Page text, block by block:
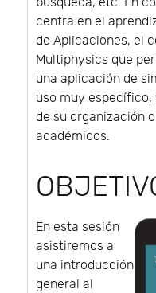
centra en el
de Aplicaciones, el
Multiphysics que
una aplicación de
uso muy
de su organización
académicos.
En esta sesión
asistiremos a
una introducción
general al